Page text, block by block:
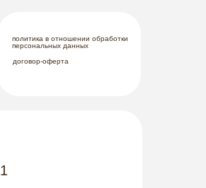
политика в отношении обработки
персональных данных
договор-оферта